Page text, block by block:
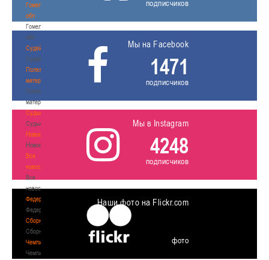
Гомельская
обл
Гомельская
обл
Судейство
Судейство
Полезные
материалы
Полезные
материалы
Судьи
Судьи
Новости
Новости
Все
новости
Все
новости
Федерация
Федерация
Сборные
Сборные
Чемпионат
Чемпионат
подписчиков
Мы на Facebook
1471
подписчиков
Мы в Instagram
4248
подписчиков
Наши фото на Flickr.com
фото